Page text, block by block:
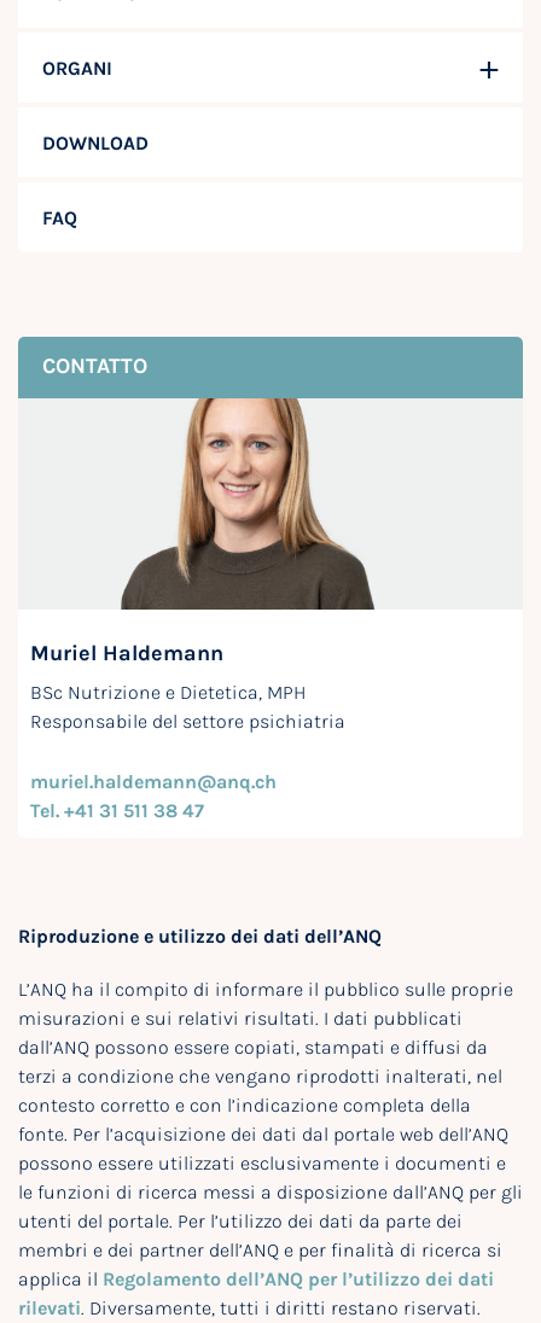
ORGANI
DOWNLOAD
FAQ
CONTATTO
Muriel Haldemann
BSc Nutrizione e Dietetica, MPH
Responsabile del settore psichiatria
muriel.haldemann@anq.ch
Tel. +41 31 511 38 47
Riproduzione e utilizzo dei dati dell’ANQ
L’ANQ ha il compito di informare il pubblico sulle proprie
misurazioni e sui relativi risultati. I dati pubblicati
dall’ANQ possono essere copiati, stampati e diffusi da
terzi a condizione che vengano riprodotti inalterati, nel
contesto corretto e con l’indicazione completa della
fonte. Per l’acquisizione dei dati dal portale web dell’ANQ
possono essere utilizzati esclusivamente i documenti e
le funzioni di ricerca messi a disposizione dall’ANQ per gli
utenti del portale. Per l’utilizzo dei dati da parte dei
membri e dei partner dell’ANQ e per finalità di ricerca si
applica il Regolamento dell’ANQ per l’utilizzo dei dati
rilevati. Diversamente, tutti i diritti restano riservati.